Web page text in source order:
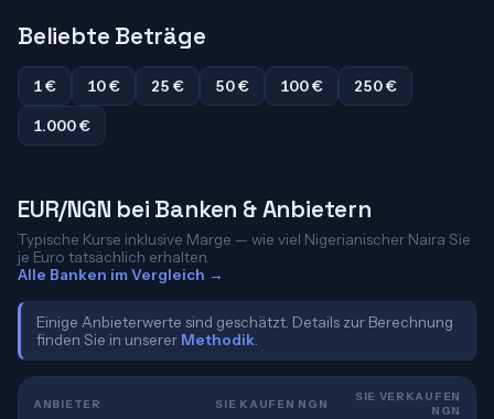
Beliebte Beträge
1 € 10 € 25 € 50 € 100 €
250 €
1.000 €
EUR/NGN bei Banken & Anbietern
Typische Kurse inklusive Marge — wie viel Nigerianischer Naira Sie
je Euro tatsächlich erhalten.
Alle Banken im Vergleich →
Einige Anbieterwerte sind geschätzt. Details zur Berechnung
finden Sie in unserer Methodik
ANBIETER SIE KAUFEN NGN
SIE VERKAUFEN
NGN